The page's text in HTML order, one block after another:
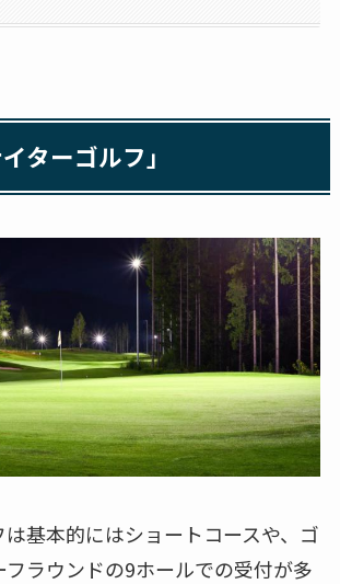
ターゴルフ」
基本的にはショートコースや、ゴ
フラウンドの9ホールでの受付が多